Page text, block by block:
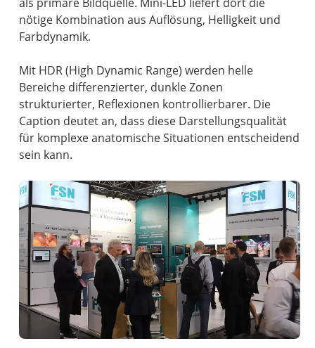
nötige Kombination aus Auflösung, Helligkeit und
Farbdynamik.
Mit HDR (High Dynamic Range) werden helle
Bereiche differenzierter, dunkle Zonen
strukturierter, Reflexionen kontrollierbarer. Die
Caption deutet an, dass diese Darstellungsqualität
für komplexe anatomische Situationen entscheidend
sein kann.